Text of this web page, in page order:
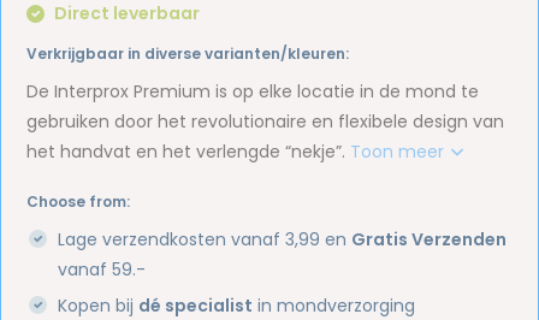
Direct leverbaar
Verkrijgbaar in diverse varianten/kleuren:
De Interprox Premium is op elke locatie in de mond te
gebruiken door het revolutionaire en flexibele design van
het handvat en het verlengde “nekje”. Toon meer
Choose from:
Lage verzendkosten vanaf 3,99 en Gratis Verzenden
vanaf 59.-
Kopen bij dé specialist in mondverzorging